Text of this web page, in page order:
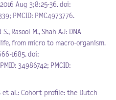
Aug 3;8:25-36. doi:
PMCID: PMC4973776.
Rasool M., Shah AJ: DNA
from micro to macro-organism.
1685. doi:
34986742; PMCID:
et al.: Cohort profile: the Dutch